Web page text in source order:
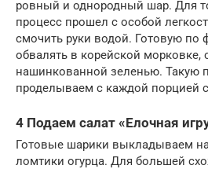
ровный и однородный шар. Для
процесс прошел с особой
смочить руки водой. Готовую по
обвалять в корейской
нашинкованной зеленью. Такую
проделываем с каждой порцией
4 Подаем салат «Елочная
Готовые шарики выкладываем
ломтики огурца. Для большей